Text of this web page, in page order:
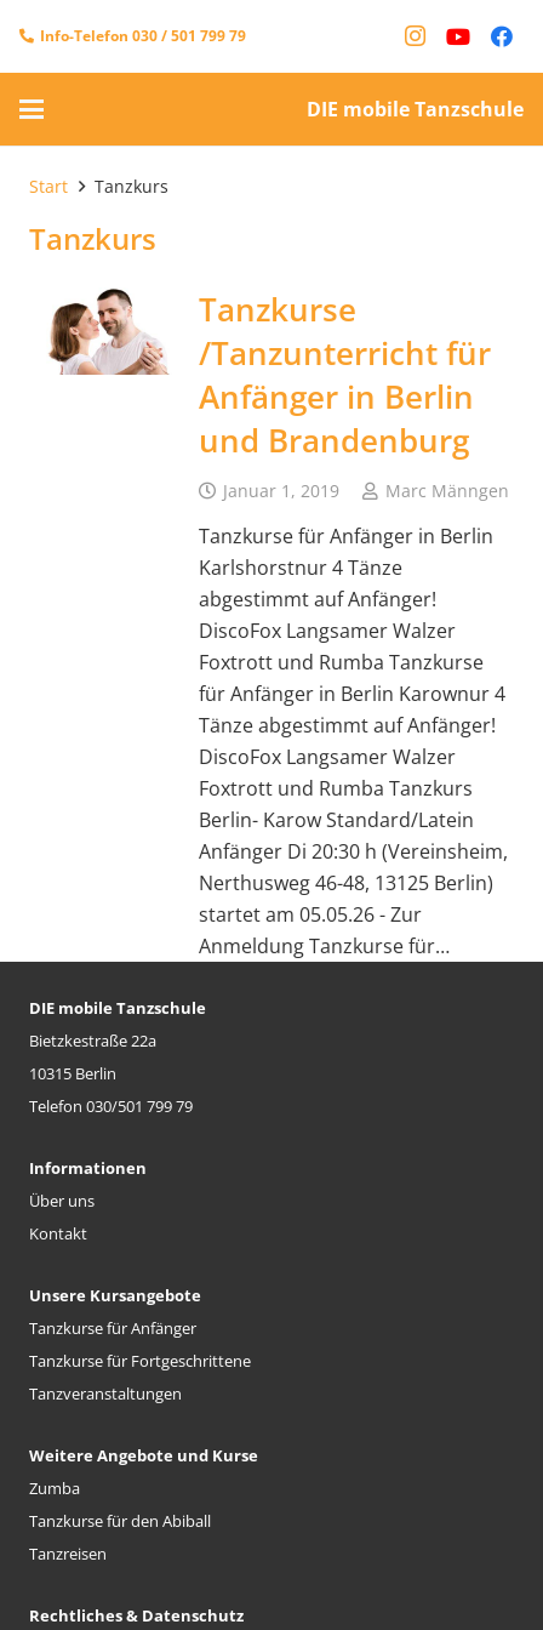
Info-Telefon 030 / 501 799 79
DIE mobile Tanzschule
Start Tanzkurs
Tanzkurs
Tanzkurse
/Tanzunterricht für
Anfänger in Berlin
und Brandenburg
Januar 1, 2019 Marc Männgen
Tanzkurse für Anfänger in Berlin
Karlshorstnur 4 Tänze
abgestimmt auf Anfänger!
DiscoFox Langsamer Walzer
Foxtrott und Rumba Tanzkurse
für Anfänger in Berlin Karownur 4
Tänze abgestimmt auf Anfänger!
DiscoFox Langsamer Walzer
Foxtrott und Rumba Tanzkurs
Berlin- Karow Standard/Latein
Anfänger Di 20:30 h (Vereinsheim,
Nerthusweg 46-48, 13125 Berlin)
startet am 05.05.26 - Zur
Anmeldung Tanzkurse für…
DIE mobile Tanzschule
Bietzkestraße 22a
10315 Berlin
Telefon 030/501 799 79
Informationen
Über uns
Kontakt
Unsere Kursangebote
Tanzkurse für Anfänger
Tanzkurse für Fortgeschrittene
Tanzveranstaltungen
Weitere Angebote und Kurse
Zumba
Tanzkurse für den Abiball
Tanzreisen
Rechtliches & Datenschutz